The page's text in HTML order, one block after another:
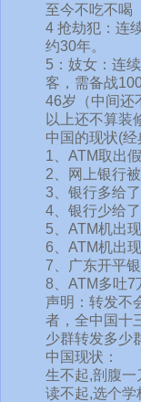
至今不吃不喝
4 抢劫犯：连
约30年。
5：妓女：连
客，需备战
46岁（中间还
以上还不算装
中国的现状(经
1、ATM取出
2、网上银行
3、银行多给
4、银行少给
5、ATM机出
6、ATM机出
7、广东开平
8、ATM多吐7
声明：转发不
者，全中国十
少群转发多少
中国现状：
生不起,剖腹一
读不起,选个学